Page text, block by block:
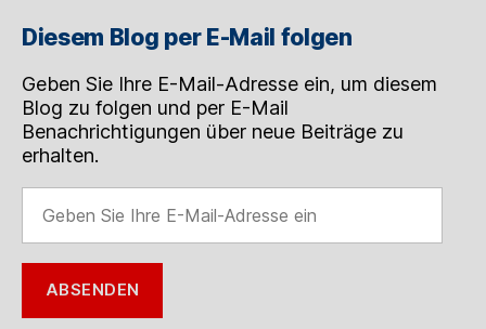
Diesem Blog per E-Mail folgen
Geben Sie Ihre E-Mail-Adresse ein, um diesem
Blog zu folgen und per E-Mail
Benachrichtigungen über neue Beiträge zu
erhalten.
Sie
Ihre
E-
Mail-
Adresse
ABSENDEN